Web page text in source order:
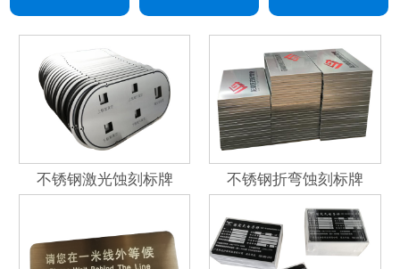
不锈钢激光蚀刻标牌 不锈钢折弯蚀刻标牌